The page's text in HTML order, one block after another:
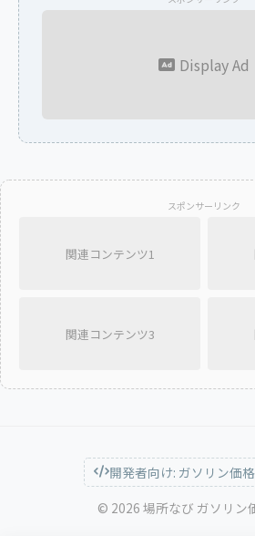
Display Ad
スポンサーリンク
関連コンテンツ1
関連コンテンツ3
開発者向け: ガソリン価
© 2026 場所なび ガソリン